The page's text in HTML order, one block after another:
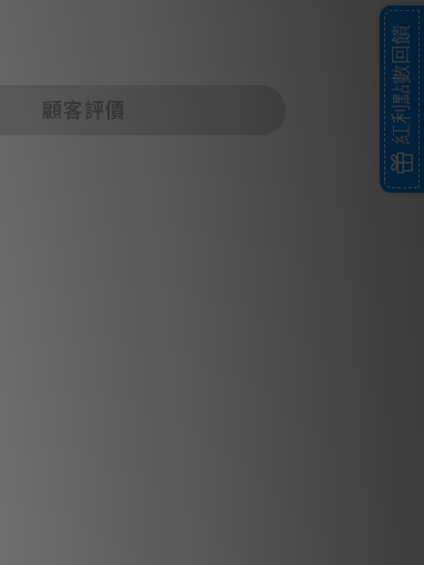
顧客評價 紅利點數回饋